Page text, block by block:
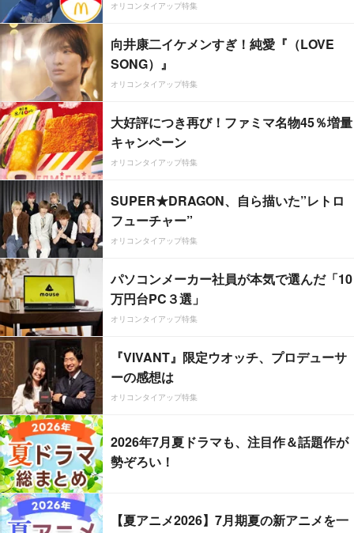
オリコンタイアップ特集
向井康二イケメンすぎ！純愛『（LOVE
SONG）』
オリコンタイアップ特集
大好評につき再び！ファミマ名物45％増量
キャンペーン
オリコンタイアップ特集
SUPER★DRAGON、自ら描いた”レトロ
フューチャー”
オリコンタイアップ特集
パソコンメーカー社員が本気で選んだ「10
万円台PC３選」
オリコンタイアップ特集
『VIVANT』限定ウオッチ、プロデューサ
ーの感想は
オリコンタイアップ特集
2026年7月夏ドラマも、注目作＆話題作が
勢ぞろい！
【夏アニメ2026】7月期夏の新アニメを一